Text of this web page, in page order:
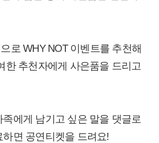
로 WHY NOT 이벤트를 추천해
한 추천자에게 사은품을 드리고
에게 남기고 싶은 말을 댓글로
면 공연티켓을 드려요!